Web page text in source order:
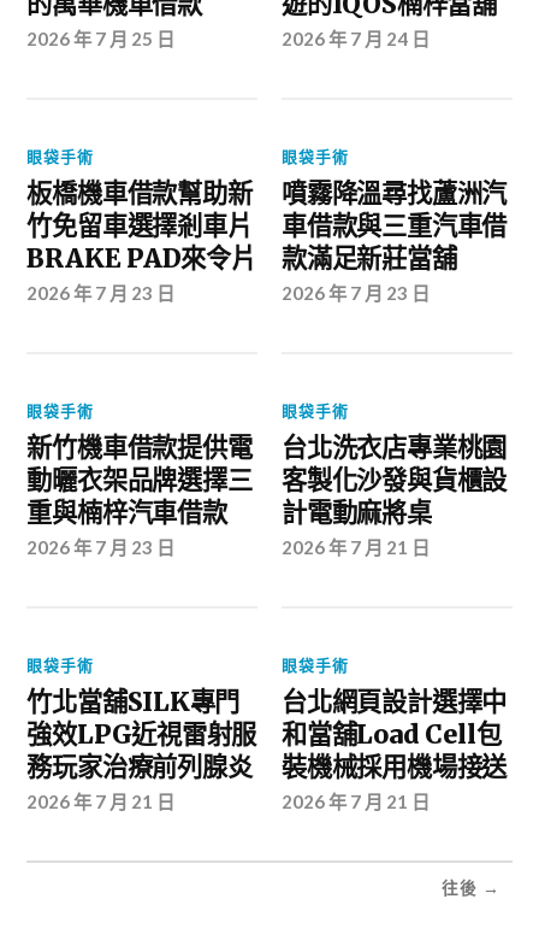
2026 年 7 月 25 日 2026 年 7 月 24 日
眼袋手術
板橋機車借款幫助新
竹免留車選擇剎車片
BRAKE PAD來令片
2026 年 7 月 23 日
眼袋手術
噴霧降溫尋找蘆洲汽
車借款與三重汽車借
款滿足新莊當舖
2026 年 7 月 23 日
眼袋手術
新竹機車借款提供電
動曬衣架品牌選擇三
重與楠梓汽車借款
2026 年 7 月 23 日
眼袋手術
台北洗衣店專業桃園
客製化沙發與貨櫃設
計電動麻將桌
2026 年 7 月 21 日
眼袋手術
竹北當舖SILK專門
強效LPG近視雷射服
務玩家治療前列腺炎
2026 年 7 月 21 日
眼袋手術
台北網頁設計選擇中
和當舖Load Cell包
裝機械採用機場接送
2026 年 7 月 21 日
往後 →